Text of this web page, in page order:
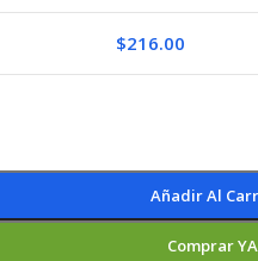
$216.00
Añadir Al
Comprar